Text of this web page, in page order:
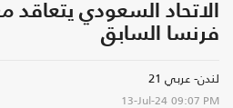
الاتحاد السعودي
فرنسا السابق
لندن- عربي 21
13-Jul-24 09:07 PM